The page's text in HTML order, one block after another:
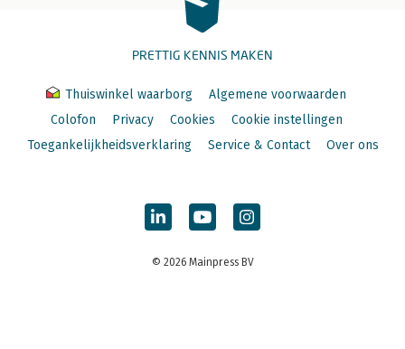
PRETTIG KENNIS MAKEN
Thuiswinkel waarborg
Algemene voorwaarden
Colofon
Privacy Cookies
Cookie instellingen
Toegankelijkheidsverklaring
Service & Contact Over ons
© 2026 Mainpress BV